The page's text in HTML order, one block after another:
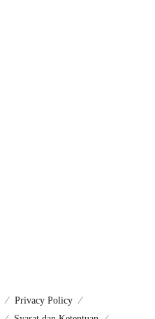
Privacy Policy